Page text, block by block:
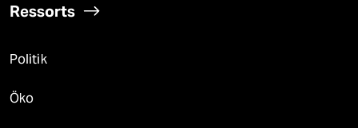
Ressorts
Politik
Öko